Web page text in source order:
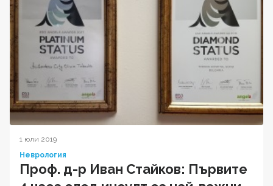
1 юли 2019
Неврология
Проф. д-р Иван Стайков: Първите